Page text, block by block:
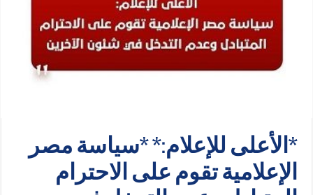
*الأعلى للإعلام:* *سياسة مصر
الإعلامية تقوم على الاحترام